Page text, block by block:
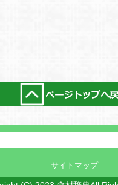
サイトマップ